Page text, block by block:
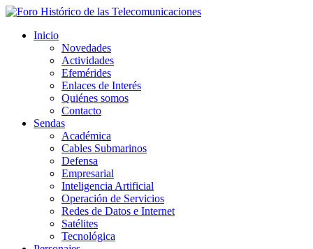
Inicio
Novedades
Actividades
Efemérides
Enlaces de Interés
Quiénes somos
Contacto
Sendas
Académica
Cables Submarinos
Defensa
Empresarial
Inteligencia Artificial
Operación de Servicios
Redes de Datos e Internet
Satélites
Tecnológica